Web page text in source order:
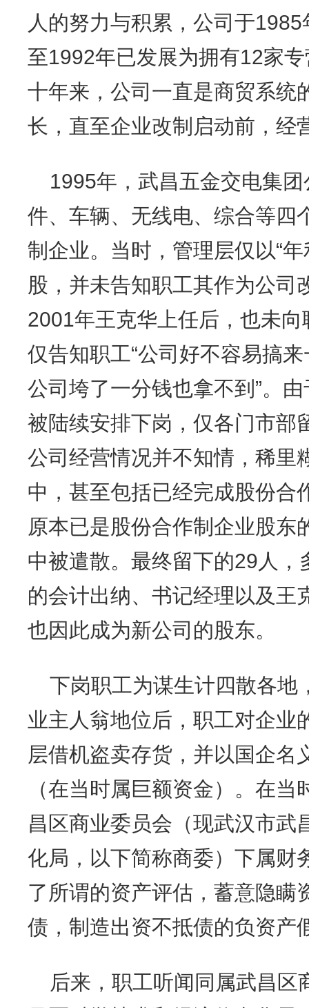
人的努力与积累，公司于
至1992年已发展为拥有12家
十年来，公司一直是商贸系统
长，直至企业改制启动前，经
1995年，武昌五金交电集
件、车辆、无线电、综合等四
制企业。当时，管理层仅以“
股，并未告知职工其作为公司
2001年王克华上任后，也未
仅告知职工“公司好不容易搞
公司垮了一分钱也拿不到”。
被陆续安排下岗，仅各门市部
公司经营情况并不知情，稀里
中，甚至包括已经完成股份
原本已是股份合作制企业股东
中被遣散。最终留下的29人
的会计出纳、书记经理以及王
也因此成为新公司的股东。
下岗职工为谋生计四散各地
业主人翁地位后，职工对企业
层借机盗卖存货，并以国企名
（在当时属巨额资金）。在
昌区商业委员会（现武汉市武
化局，以下简称商委）下属财
了所谓的资产评估，蓄意隐瞒
债，制造出资不抵债的负资产
后来，职工听闻同属武昌区